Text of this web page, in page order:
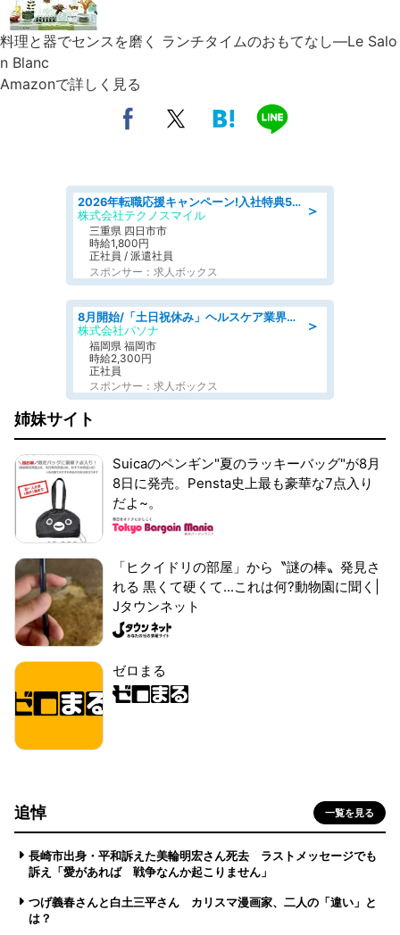
料理と器でセンスを磨く ランチタイムのおもてなし―Le Salo
n Blanc
Amazonで詳しく見る
＞
2026年転職応援キャンペーン!入社特典58万円/デンソーで働こう!自動車工場で小型部品の検査業務 denso aichi
株式会社テクノスマイル
三重県 四日市市
時給1,800円
正社員 / 派遣社員
スポンサー：求人ボックス
＞
8月開始/「土日祝休み」ヘルスケア業界の産業保健師/高時給/未経験OK/要資格:保健師、正看護師
株式会社パソナ
福岡県 福岡市
時給2,300円
正社員
スポンサー：求人ボックス
姉妹サイト
Suicaのペンギン"夏のラッキーバッグ"が8月
8日に発売。Pensta史上最も豪華な7点入り
だよ~。
「ヒクイドリの部屋」から〝謎の棒〟発見さ
れる 黒くて硬くて...これは何?動物園に聞く|
Jタウンネット
ゼロまる
追悼 一覧を見る
長崎市出身・平和訴えた美輪明宏さん死去 ラストメッセージでも
訴え「愛があれば 戦争なんか起こりません」
つげ義春さんと白土三平さん カリスマ漫画家、二人の「違い」と
は？